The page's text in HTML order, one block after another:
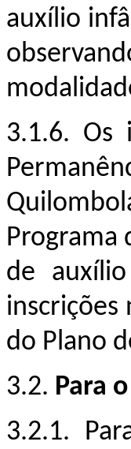
auxílio
3.1.6. Os
Programa
de
inscrições
do Plano
3.2. Para
3.2.1.